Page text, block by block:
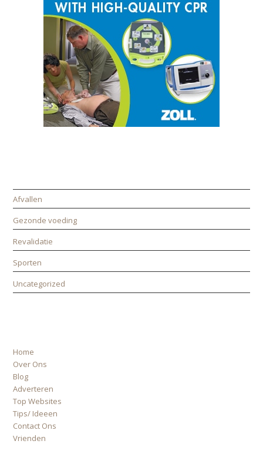
Afvallen
Gezonde voeding
Revalidatie
Sporten
Uncategorized
Home
Over Ons
Blog
Adverteren
Top Websites
Tips/ Ideeen
Contact Ons
Vrienden